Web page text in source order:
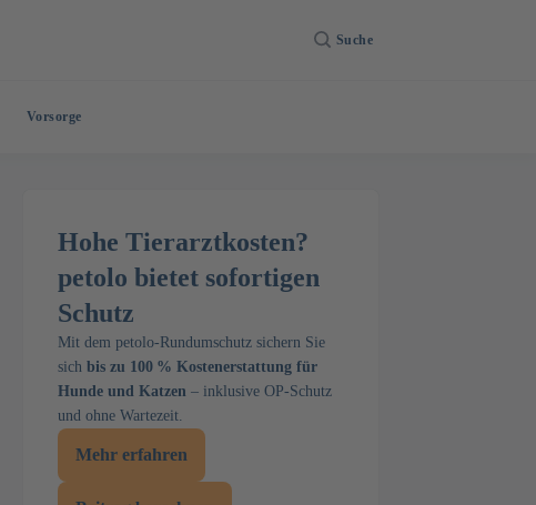
Suche
Vorsorge
Hohe Tierarztkosten?
petolo bietet sofortigen
Schutz
Mit dem petolo-Rundumschutz sichern Sie
sich bis zu 100 % Kostenerstattung für
Hunde und Katzen – inklusive OP-Schutz
und ohne Wartezeit.
Mehr erfahren